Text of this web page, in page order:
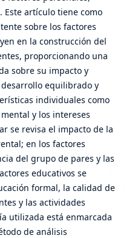
Este artículo tiene como
sobre los factores
en la construcción del
proporcionando una
sobre su impacto y
equilibrado y
individuales como
y los intereses
se revisa el impacto de la
en los factores
del grupo de pares y las
educativos se
formal, la calidad de
y las actividades
utilizada está enmarcada
de análisis